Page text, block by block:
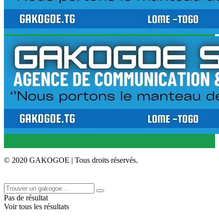
© 2020 GAKOGOE | Tous droits réservés.
Pas de résultat
Voir tous les résultats